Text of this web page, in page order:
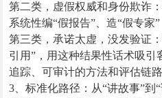
第二类，虚假权威和身份欺诈
系统性编“假报告”、造“假专家
第三类，承诺太虚，没发验证
引用”，用这种结果性话术吸
追踪、可审计的方法和评估链
3、标准化路径：从“讲故事”到